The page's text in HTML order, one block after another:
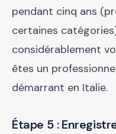
pendant cinq ans
certaines
considérablement
êtes un
démarrant en Italie.
Étape 5 :